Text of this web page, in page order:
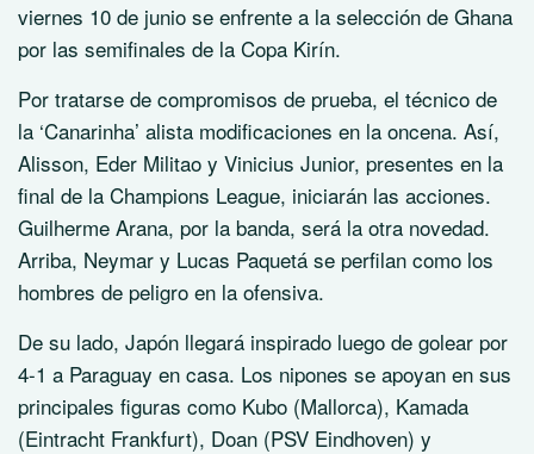
viernes 10 de junio se enfrente a la selección de Ghana
por las semifinales de la Copa Kirín.
Por tratarse de compromisos de prueba, el técnico de
la ‘Canarinha’ alista modificaciones en la oncena. Así,
Alisson, Eder Militao y Vinicius Junior, presentes en la
final de la Champions League, iniciarán las acciones.
Guilherme Arana, por la banda, será la otra novedad.
Arriba, Neymar y Lucas Paquetá se perfilan como los
hombres de peligro en la ofensiva.
De su lado, Japón llegará inspirado luego de golear por
4-1 a Paraguay en casa. Los nipones se apoyan en sus
principales figuras como Kubo (Mallorca), Kamada
(Eintracht Frankfurt), Doan (PSV Eindhoven) y